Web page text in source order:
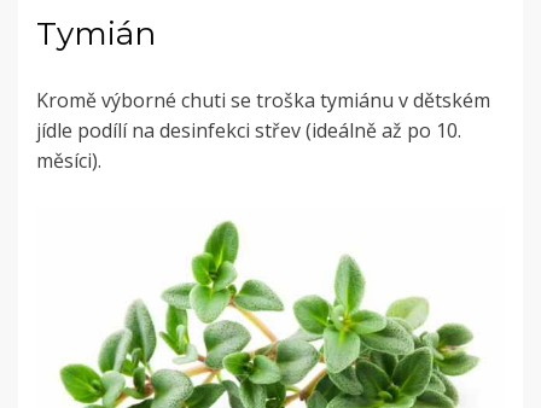
Tymián
Kromě výborné chuti se troška tymiánu v dětském
jídle podílí na desinfekci střev (ideálně až po 10.
měsíci).